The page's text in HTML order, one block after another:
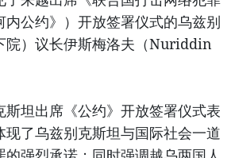
内公约》）开放签署仪式的乌兹别
院）议长伊斯梅洛夫（Nuriddin
斯坦出席《公约》开放签署仪式表
现了乌兹别克斯坦与国际社会一道